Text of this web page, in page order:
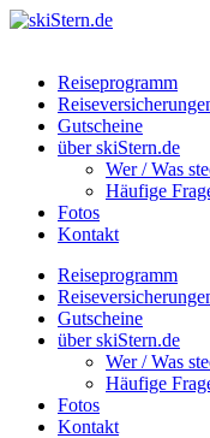
Reiseprogramm
Gutscheine
über skiStern.de
Wer / Was
Häufige
Fotos
Kontakt
Reiseprogramm
Gutscheine
über skiStern.de
Wer / Was
Häufige
Fotos
Kontakt